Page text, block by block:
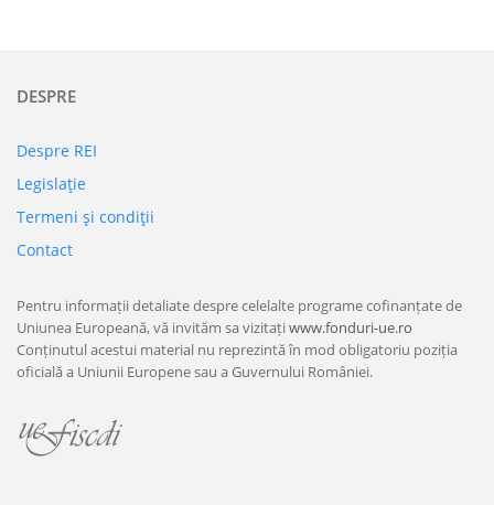
DESPRE
Despre REI
Legislaţie
Termeni şi condiţii
Contact
Pentru informații detaliate despre celelalte programe cofinanțate de
Uniunea Europeană, vă invităm sa vizitațiwww.fonduri-ue.ro
Conținutul acestui material nu reprezintă în mod obligatoriu poziția
oficială a Uniunii Europene sau a Guvernului României.